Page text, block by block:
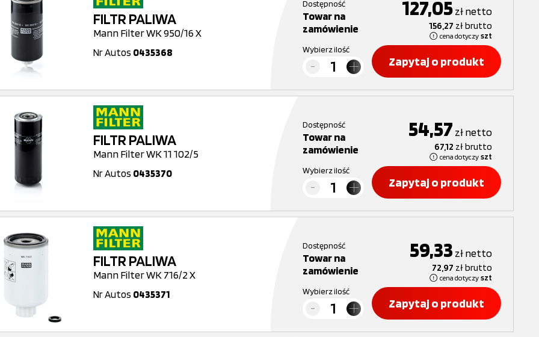
FILTR PALIWA
Mann Filter WK 950/16 X
Nr Autos 0435368
Dostępność
Towar na
zamówienie
127,05złnetto
156,27 złbrutto
cena dotyczy szt
Wybierz ilość
Zapytaj o produkt
FILTR PALIWA
Mann Filter WK 11 102/5
Nr Autos 0435370
Dostępność
Towar na
zamówienie
54,57 złnetto
67,12 złbrutto
cena dotyczy szt
Wybierz ilość
Zapytaj o produkt
FILTR PALIWA
Mann Filter WK 716/2 X
Nr Autos 0435371
Dostępność
Towar na
zamówienie
59,33 złnetto
72,97 złbrutto
cena dotyczy szt
Wybierz ilość
Zapytaj o produkt